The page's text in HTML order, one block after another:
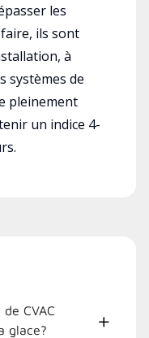
les
ils sont
à
systèmes de
pleinement
un indice 4-
CVAC
glace?